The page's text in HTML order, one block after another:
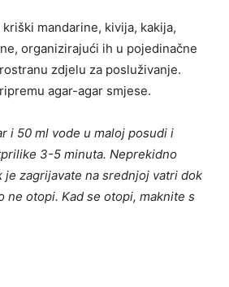
mandarine, kivija, kakija,
organizirajući ih u pojedinačne
zdjelu za posluživanje.
agar-agar smjese.
i 50 ml vode u maloj posudi i
3-5 minuta. Neprekidno
je zagrijavate na srednjoj vatri dok
ne otopi. Kad se otopi, maknite s